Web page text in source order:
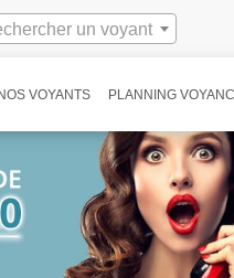
un voyant
VOYANTS PLANNING